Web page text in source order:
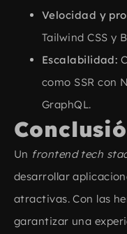
Velocidad y
Tailwind CSS y
Escalabilidad:
como SSR con
GraphQL.
Un frontend tech
desarrollar
atractivas. Con las
garantizar una